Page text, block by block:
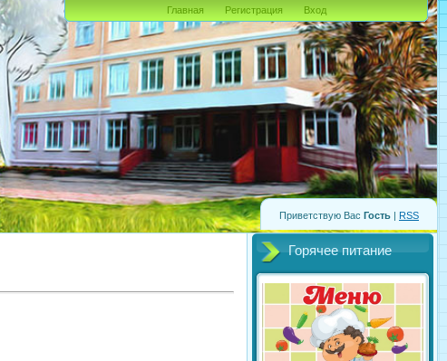
Приветствую Вас Гость | RSS
Главная Регистрация Вход
Горячее питание